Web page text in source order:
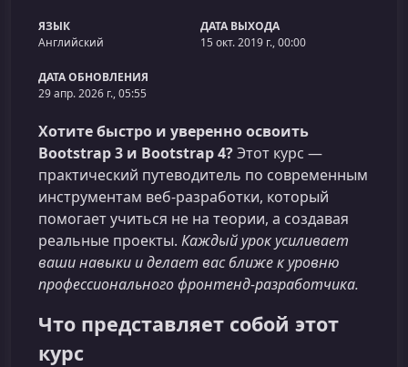
ЯЗЫК
Английский
ДАТА ВЫХОДА
15 окт. 2019 г., 00:00
ДАТА ОБНОВЛЕНИЯ
29 апр. 2026 г., 05:55
Хотите быстро и уверенно освоить
Bootstrap 3 и Bootstrap 4?Этот курс —
практический путеводитель по современным
инструментам веб‑разработки, который
помогает учиться не на теории, а создавая
реальные проекты. Каждый урок усиливает
ваши навыки и делает вас ближе к уровню
профессионального фронтенд‑разработчика.
Что представляет собой этот
курс